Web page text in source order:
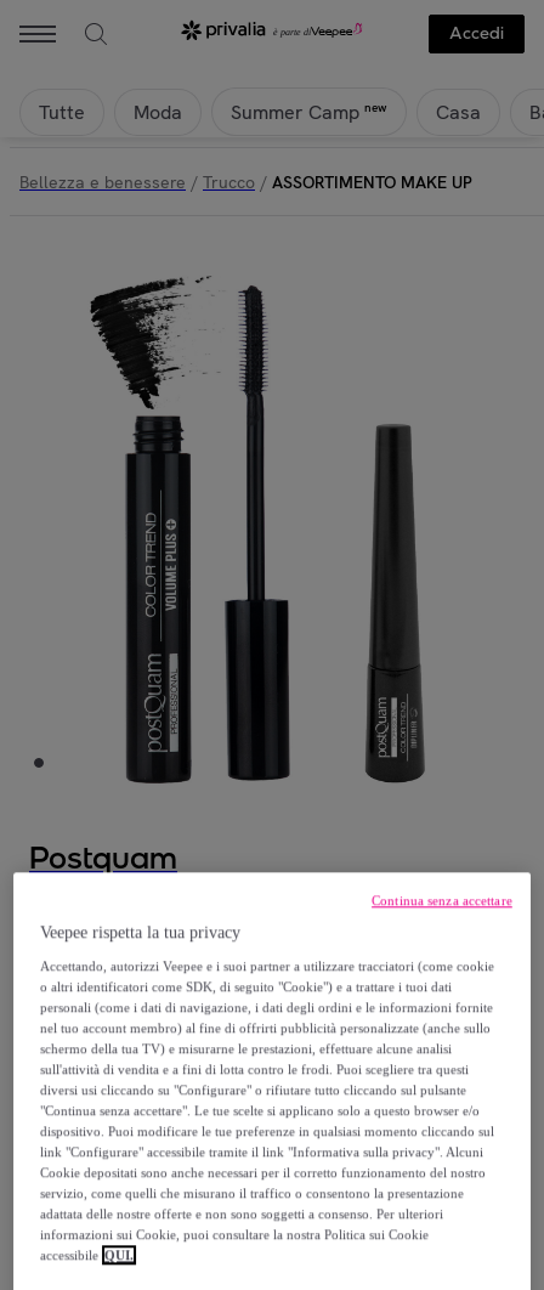
Accedi
Tutte Moda Summer Camp new Casa
Bellezza e benessere / Trucco / ASSORTIMENTO MAKE UP
Postquam
Modello: 11ml
15,99 €
45,00 €
-64%
Venduto daPostquam Cosmetic
Consegna
Veepee rispetta la tua privacy
Accettando, autorizzi Veepee e i suoi partner a utilizzare tracciatori (come cookie
o altri identificatori come SDK, di seguito "Cookie") e a trattare i tuoi dati
personali (come i dati di navigazione, i dati degli ordini e le informazioni fornite
nel tuo account membro) al fine di offrirti pubblicità personalizzate (anche sullo
schermo della tua TV) e misurarne le prestazioni, effettuare alcune analisi
sull'attività di vendita e a fini di lotta contro le frodi. Puoi scegliere tra questi
diversi usi cliccando su "Configurare" o rifiutare tutto cliccando sul pulsante
"Continua senza accettare". Le tue scelte si applicano solo a questo browser e/o
dispositivo. Puoi modificare le tue preferenze in qualsiasi momento cliccando sul
link "Configurare" accessibile tramite il link "Informativa sulla privacy". Alcuni
Cookie depositati sono anche necessari per il corretto funzionamento del nostro
servizio, come quelli che misurano il traffico o consentono la presentazione
adattata delle nostre offerte e non sono soggetti a consenso. Per ulteriori
informazioni sui Cookie, puoi consultare la nostra Politica sui Cookie
accessibile QUI.
Continua senza accettare